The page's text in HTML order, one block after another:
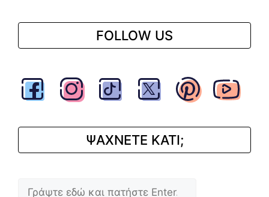
FOLLOW US
ΨΑΧΝΕΤΕ ΚΑΤΙ;